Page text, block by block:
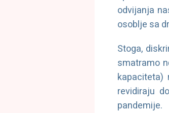
odvijanja
osoblje sa
Stoga,
smatramo
kapaciteta)
revidiraju
pandemije.